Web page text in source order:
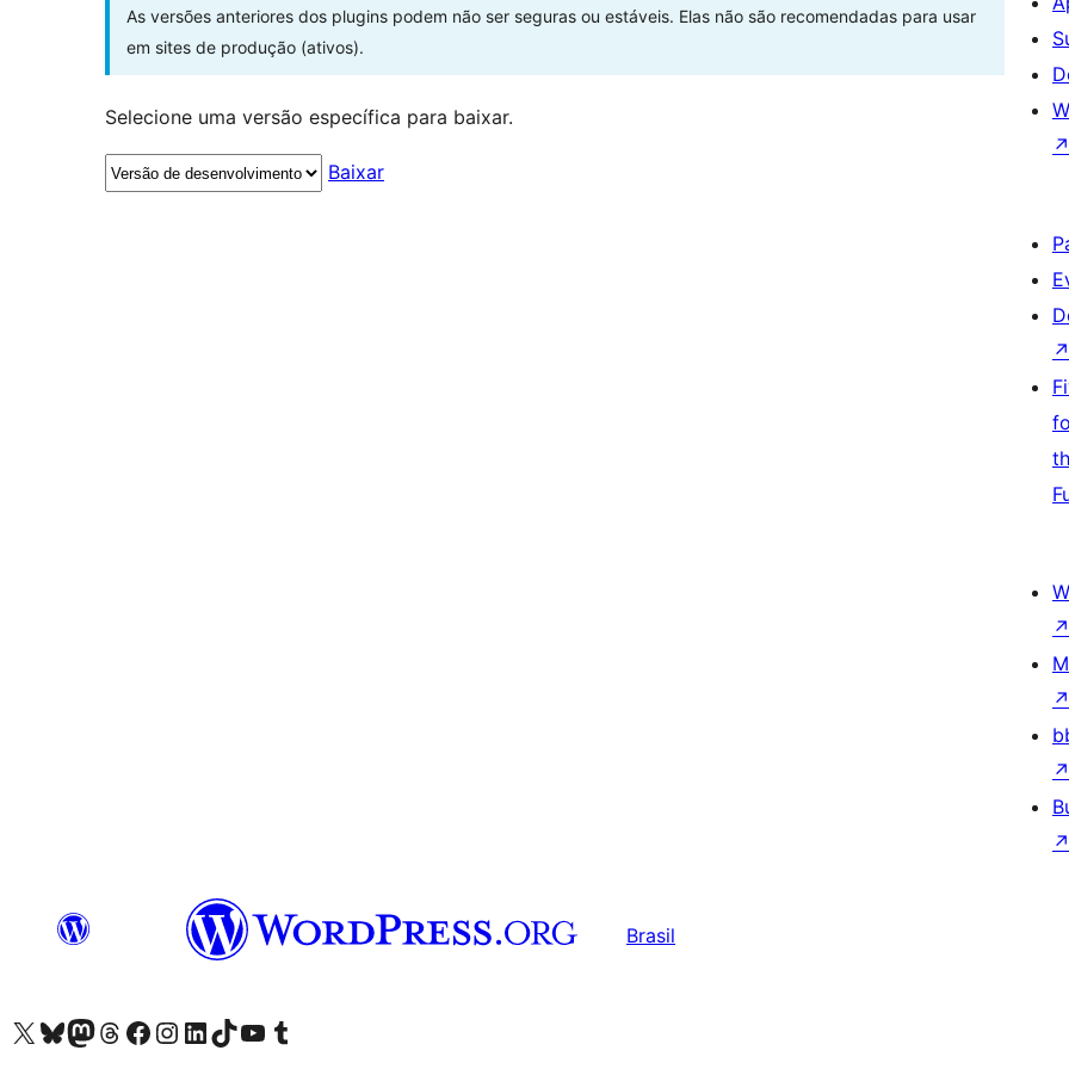
As versões anteriores dos plugins podem não ser seguras ou estáveis. Elas não são recomendadas para usar
em sites de produção (ativos).
Selecione uma versão específica para baixar.
Baixar
↗
↗
↗
↗
↗
↗
Brasil
Acessar nossa conta do X (antigo Twitter)
Acessar nossa conta do Bluesky
Acessar nossa conta do Mastodon
Acessar nossa conta do Threads
Acessar nossa página do Facebook
Acessar nossa conta do Instagram
Acessar nossa conta do LinkedIn
Acessar nossa conta do TikTok
Acessar nosso canal do YouTube
Acessar nossa conta no Tumblr